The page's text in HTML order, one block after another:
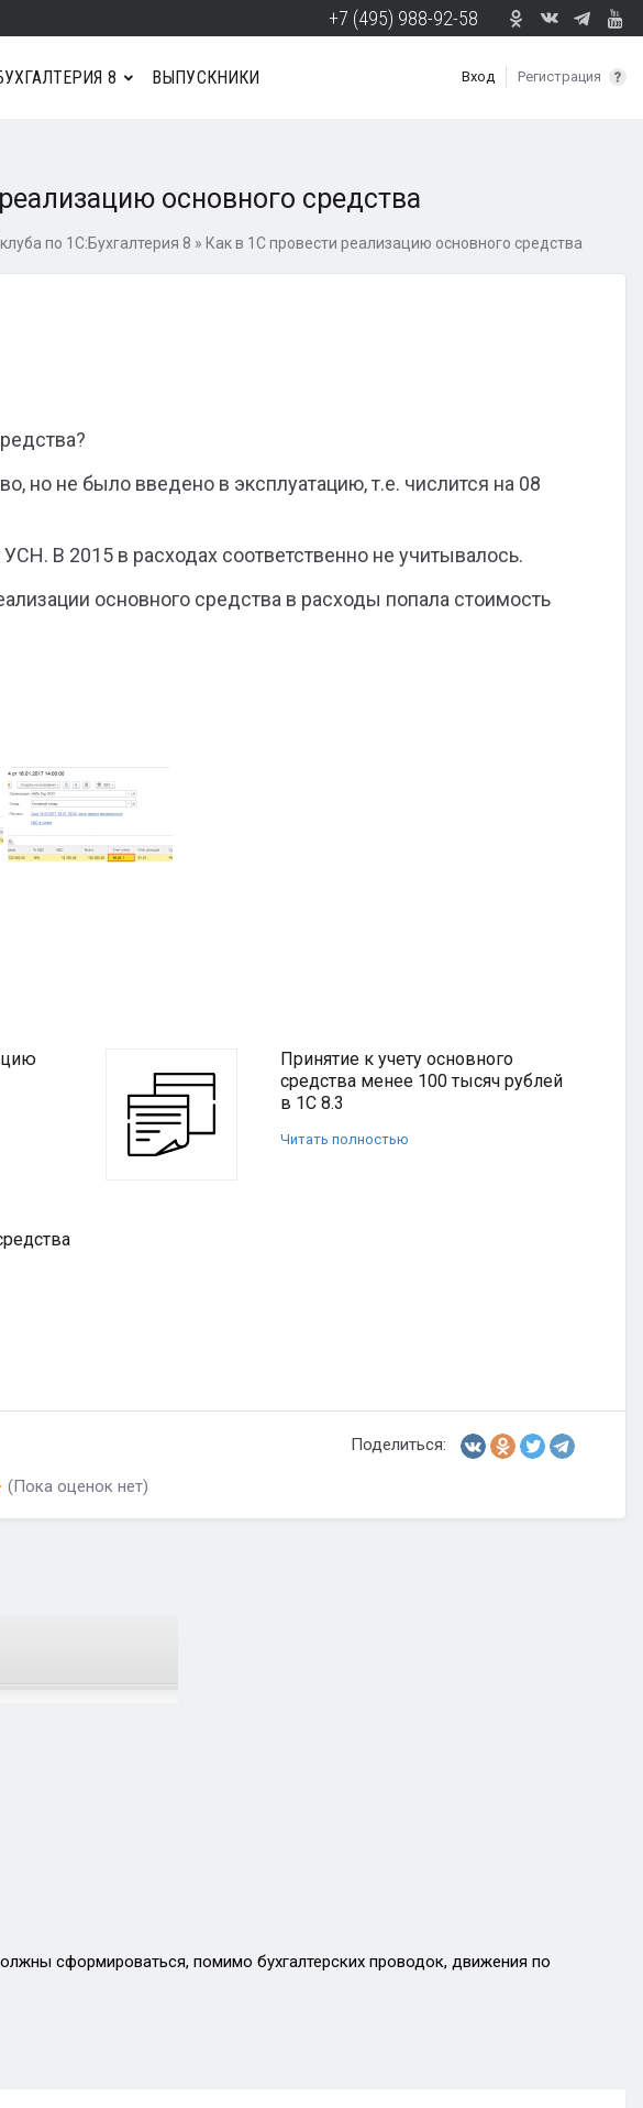
+7 (495) 988-92-58
Вход Регистрация
8 ВЫПУСКНИКИ
основного средства
по 1С:Бухгалтерия 8 » Как в 1С провести реализацию основного средства
но не было введено в эксплуатацию, т.е. числится на 08
В 2015 в расходах соответственно не учитывалось.
основного средства в расходы попала стоимость
Принятие к учету основного
средства менее 100 тысяч рублей
в 1С 8.3
Читать полностью
Поделиться:
(Пока оценок нет)
сформироваться, помимо бухгалтерских проводок, движения по